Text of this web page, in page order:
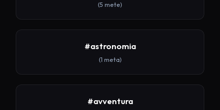
(5 mete)
#astronomia
(1 meta)
#avventura